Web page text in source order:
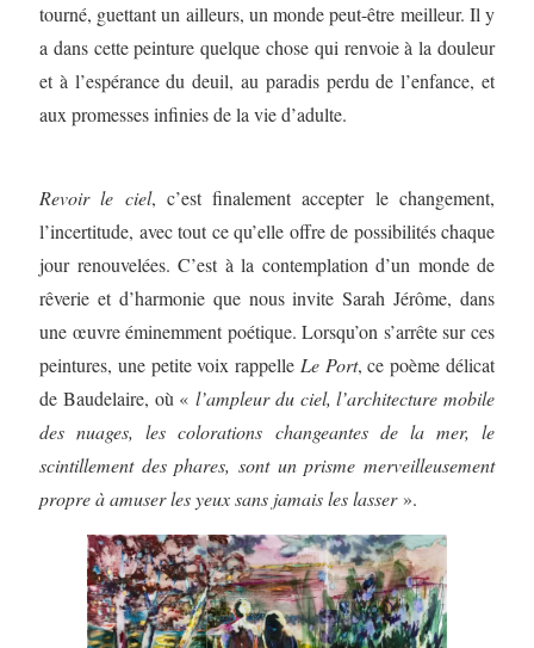
tourné, guettant un ailleurs, un monde peut-être meilleur. Il y
a dans cette peinture quelque chose qui renvoie à la douleur
et à l’espérance du deuil, au paradis perdu de l’enfance, et
aux promesses infinies de la vie d’adulte.
Revoir le ciel, c’est finalement accepter le changement,
l’incertitude, avec tout ce qu’elle offre de possibilités chaque
jour renouvelées. C’est à la contemplation d’un monde de
rêverie et d’harmonie que nous invite Sarah Jérôme, dans
une œuvre éminemment poétique. Lorsqu’on s’arrête sur ces
peintures, une petite voix rappelle Le Port, ce poème délicat
de Baudelaire, où « l’ampleur du ciel, l’architecture mobile
des nuages, les colorations changeantes de la mer, le
scintillement des phares, sont un prisme merveilleusement
propre à amuser les yeux sans jamais les lasser ».